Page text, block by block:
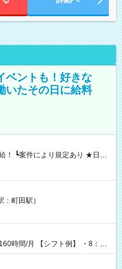
ベントも！好きな
いたその日に給料
の日に現金GET♪ お仕事後はコ
す！ 【試用期間】試
町田駅）
例】 ・8：00